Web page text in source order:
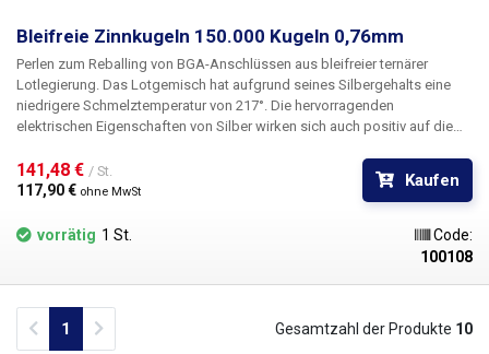
Bleifreie Zinnkugeln 150.000 Kugeln 0,76mm
Perlen zum Reballing von BGA-Anschlüssen aus bleifreier ternärer
Lotlegierung. Das Lotgemisch hat aufgrund seines Silbergehalts eine
niedrigere Schmelztemperatur von 217°. Die hervorragenden
elektrischen Eigenschaften von Silber wirken sich auch positiv auf die
Festigkeit der Verbindung.
141,48 € / St.
117,90 € ohne MwSt
Kaufen
vorrätig 1 St.
Code:
100108
Previous
1 Gesamtzahl der Produkte 10